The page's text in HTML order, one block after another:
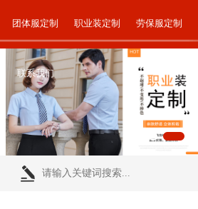
团体服定制 职业装定制 劳保服定制
联系我们